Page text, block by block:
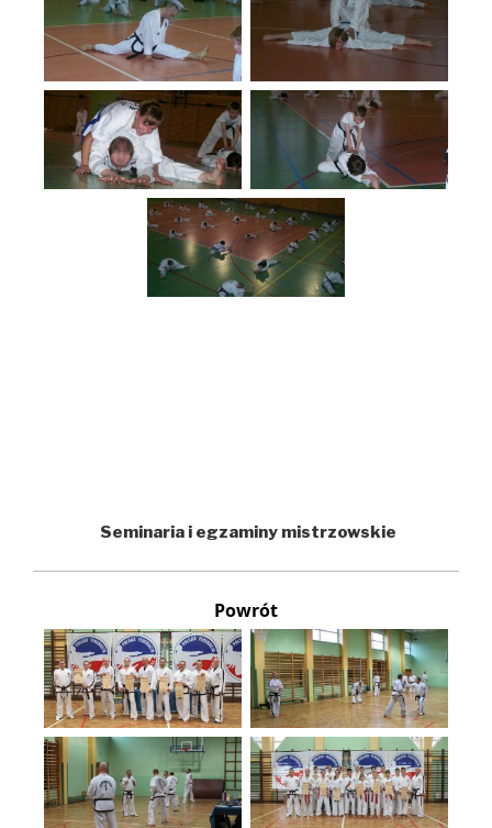
Seminaria i egzaminy mistrzowskie
Powrót